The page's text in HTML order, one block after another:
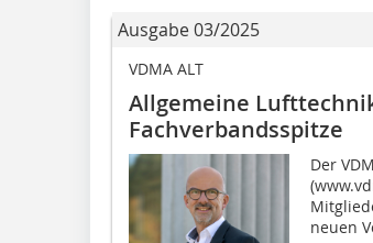
Ausgabe 03/2025
VDMA ALT
Allgemeine
Fachverbandsspitze
Der
neuen